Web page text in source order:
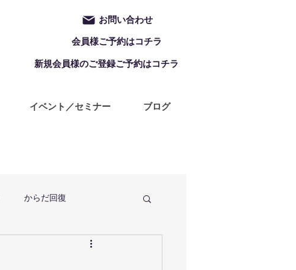
お問い合わせ
会員様ご予約はコチラ
新規会員様のご登録ご予約はコチラ
イベント／セミナー ブログ
からだ回復
ZUMBA